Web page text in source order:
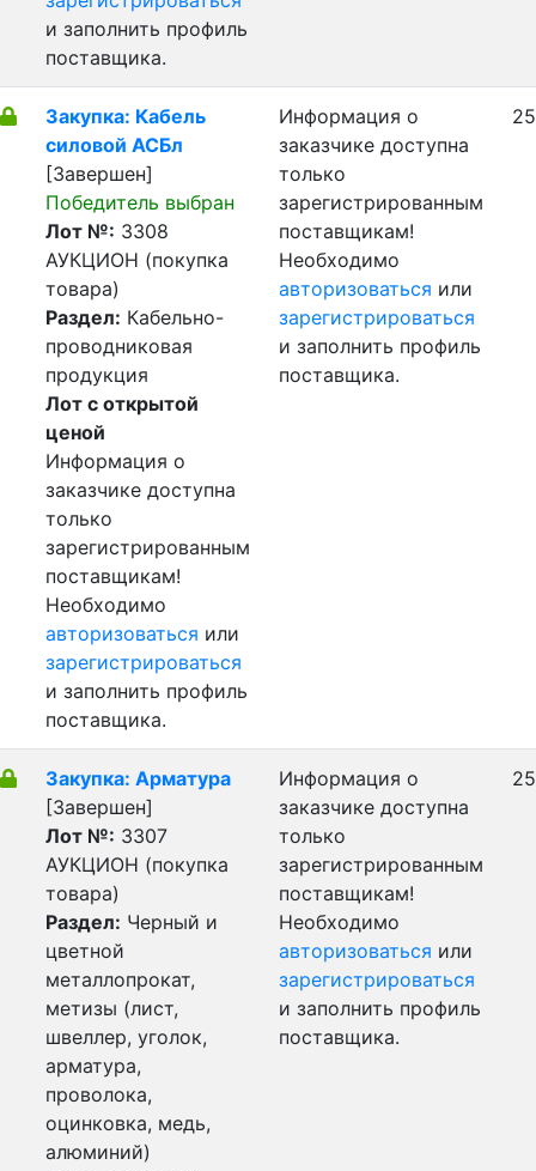
и заполнить профиль
поставщика.
Закупка: Кабель
силовой АСБл
[Завершен]
Победитель выбран
Лот №: 3308
АУКЦИОН (покупка
товара)
Раздел: Кабельно-
проводниковая
продукция
Лот с открытой
ценой
Информация о
заказчике доступна
только
зарегистрированным
поставщикам!
Необходимо
авторизоваться или
зарегистрироваться
и заполнить профиль
поставщика.
Информация о
заказчике доступна
только
зарегистрированным
поставщикам!
Необходимо
авторизоваться или
зарегистрироваться
и заполнить профиль
поставщика.
Закупка: Арматура
[Завершен]
Лот №: 3307
АУКЦИОН (покупка
товара)
Раздел: Черный и
цветной
металлопрокат,
метизы (лист,
швеллер, уголок,
арматура,
проволока,
оцинковка, медь,
алюминий)
Информация о
заказчике доступна
только
зарегистрированным
поставщикам!
Необходимо
авторизоваться или
зарегистрироваться
и заполнить профиль
поставщика.